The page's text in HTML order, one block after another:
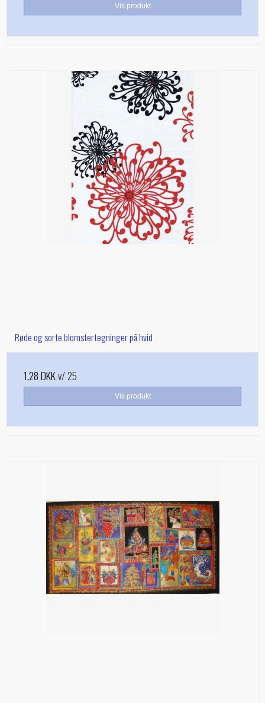
Vis produkt
Røde og sorte blomstertegninger på hvid
1,28 DKKv/ 25
Vis produkt